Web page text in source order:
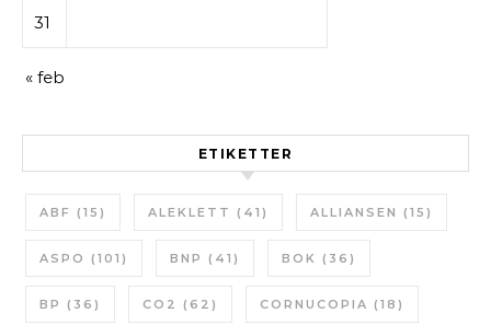
31
« feb
ETIKETTER
ABF (15) ALEKLETT (41) ALLIANSEN (15)
ASPO (101) BNP (41) BOK (36)
BP (36) CO2 (62) CORNUCOPIA (18)